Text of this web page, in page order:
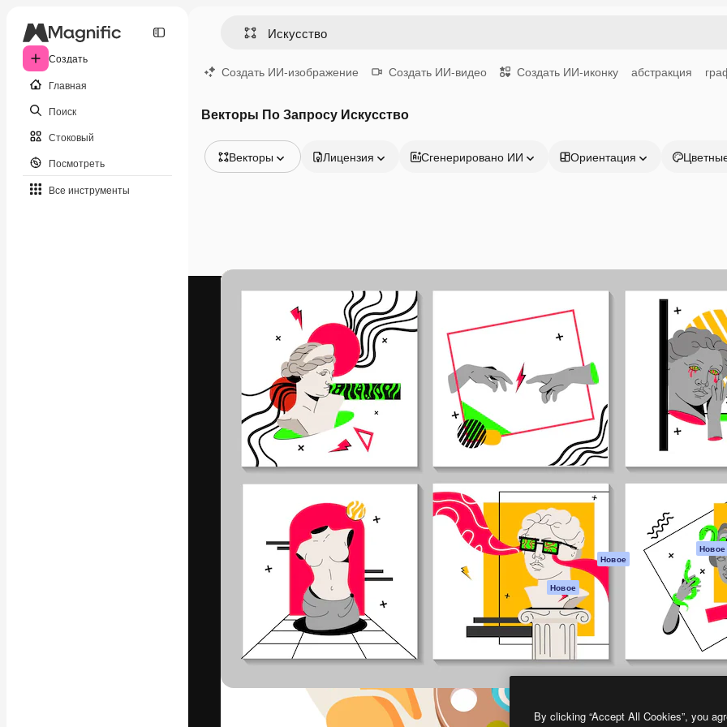
Создать
Главная
Поиск
Стоковый
Посмотреть
Все инструменты
Создать ИИ-изображение Создать ИИ-видео Создать ИИ-иконку абстракция
Векторы По Запросу Искусство
Векторы
Видео
Видеоролик
Видеошаблоны
Лицензия Сгенерировано ИИ Ориентация
Креативная платформа для создания
ваших лучших работ. Более 1 миллиона
подписчиков среди креаторов,
предприятий, агентств и студий.
Pусский
Продукция
Spaces
ИИ-помощник
Генератор
изображений ИИ
Генератор видео
ИИ
Генератор голоса
на основе ИИ
Стоковый контент
MCP для
Claude/ChatGPT
Новое
Агенты Новое
API
Мобильное
приложение
Все инструменты
Magnific
Начать
Документация
Пакету ИИ
Служба
поддержки
Условия и
Политика
Оригиналы
Новое
Политика
cookie
Центр доверия
Партнеры
Предприятие
By clicking “Accept All Cookies”, you